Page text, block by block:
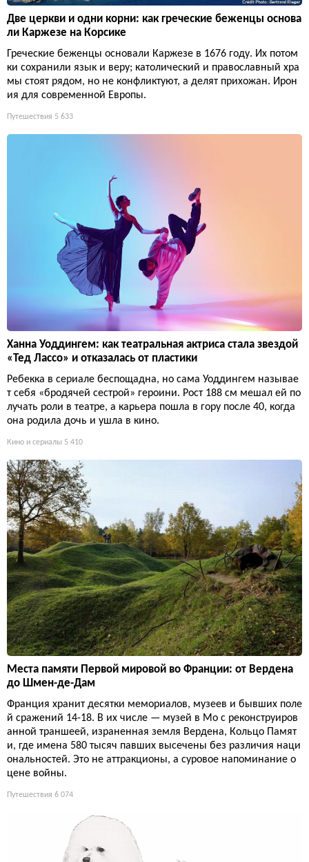
Две церкви и одни корни: как греческие беженцы основа
ли Каржезе на Корсике
Греческие беженцы основали Каржезе в 1676 году. Их потом
ки сохранили язык и веру; католический и православный хра
мы стоят рядом, но не конфликтуют, а делят прихожан. Ирон
ия для современной Европы.
Путешествия 5 633
Ханна Уоддингем: как театральная актриса стала звездой
«Тед Лассо» и отказалась от пластики
Ребекка в сериале беспощадна, но сама Уоддингем называе
т себя «бродячей сестрой» героини. Рост 188 см мешал ей по
лучать роли в театре, а карьера пошла в гору после 40, когда
она родила дочь и ушла в кино.
Кино и сериалы 5 410
Места памяти Первой мировой во Франции: от Вердена
до Шмен-де-Дам
Франция хранит десятки мемориалов, музеев и бывших поле
й сражений 14-18. В их числе — музей в Мо с реконструиров
анной траншеей, израненная земля Вердена, Кольцо Памят
и, где имена 580 тысяч павших высечены без различия наци
ональностей. Это не аттракционы, а суровое напоминание о
цене войны.
Путешествия 6 074